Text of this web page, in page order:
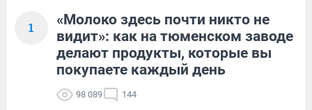
1
«Молоко здесь почти никто не
видит»: как на тюменском заводе
делают продукты, которые вы
покупаете каждый день
98 089 144